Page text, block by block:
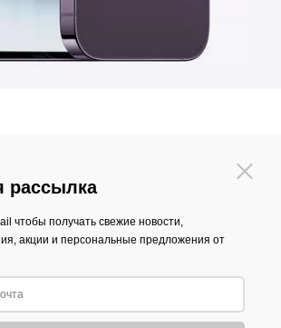
рассылка
чтобы получать свежие новости,
акции и персональные предложения от